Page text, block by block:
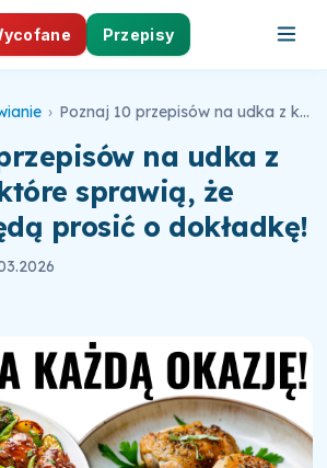
Przepisy
› Poznaj 10 przepisów na udka z kurczaka, które sprawią, że wszyscy będą prosić o dokładkę!
na udka z
sprawią, że
prosić o dokładkę!